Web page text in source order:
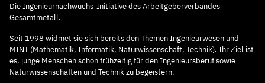
Die Ingenieurnachwuchs-Initiative des Arbeitgeberverbandes
Gesamtmetall.
Seit 1998 widmet sie sich bereits den Themen Ingenieurwesen und
MINT (Mathematik, Informatik, Naturwissenschaft, Technik). Ihr Ziel ist
es, junge Menschen schon frühzeitig für den Ingenieursberuf sowie
Naturwissenschaften und Technik zu begeistern.